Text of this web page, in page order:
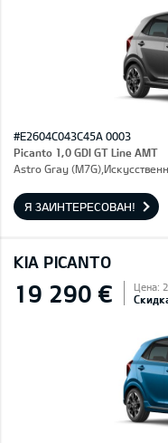
#E2604C043C45A 0003
Picanto 1,0 GDI GT Line AMT
Astro Gray
Я ЗАИНТЕРЕСОВАН!
KIA PICANTO
19 290 € Цена: